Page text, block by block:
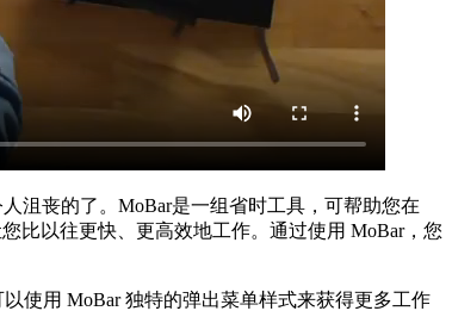
沮丧的了。MoBar是一组省时工具，可帮助您在
比以往更快、更高效地工作。通过使用 MoBar，您
使用 MoBar 独特的弹出菜单样式来获得更多工作